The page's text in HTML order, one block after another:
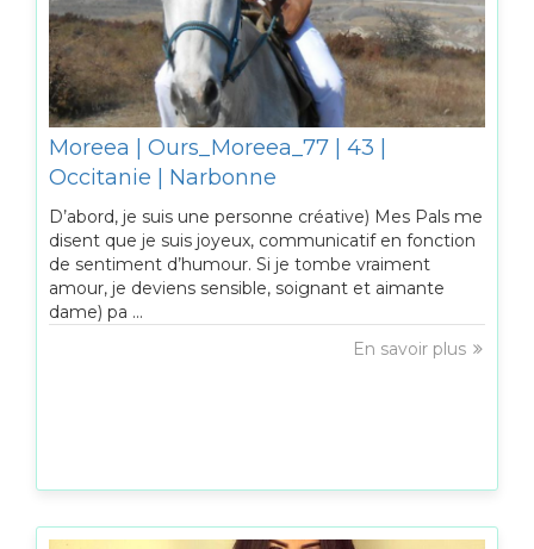
Moreea | Ours_Moreea_77 | 43 |
Occitanie | Narbonne
D’abord, je suis une personne créative) Mes Pals me
disent que je suis joyeux, communicatif en fonction
de sentiment d’humour. Si je tombe vraiment
amour, je deviens sensible, soignant et aimante
dame) pa ...
En savoir plus